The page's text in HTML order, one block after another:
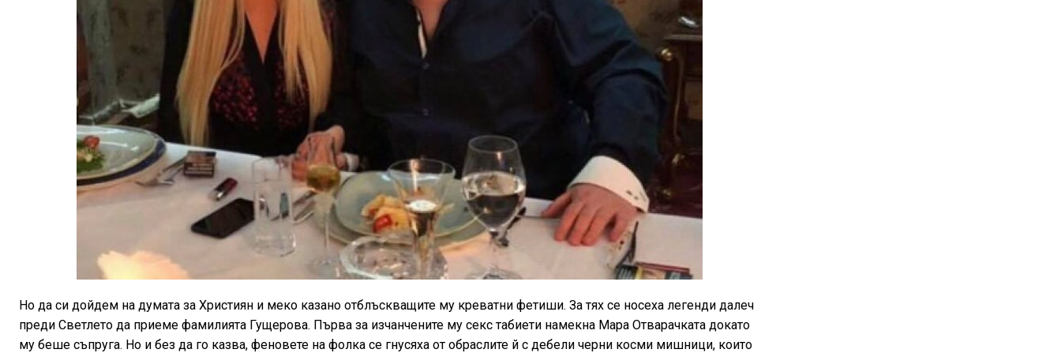
Но да си дойдем на думата за Християн и меко казано отблъскващите му креватни фетиши. За тях се носеха легенди далеч
преди Светлето да приеме фамилията Гущерова. Първа за изчанчените му секс табиети намекна Мара Отварачката докато
му беше съпруга. Но и без да го казва, феновете на фолка се гнусяха от обраслите й с дебели черни косми мишници, които